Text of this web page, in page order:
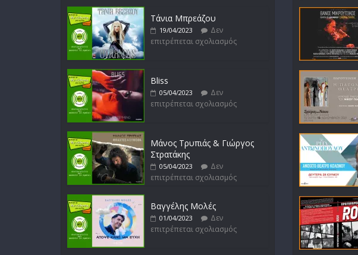
Τάνια Μπρεάζου
19/04/2023
Δεν
επιτρέπεται σχολιασμός
Bliss
05/04/2023
Δεν
επιτρέπεται σχολιασμός
Μάνος Τρυπιάς & Γιώργος
Στρατάκης
05/04/2023
Δεν
επιτρέπεται σχολιασμός
Βαγγέλης Μολές
01/04/2023
Δεν
επιτρέπεται σχολιασμός